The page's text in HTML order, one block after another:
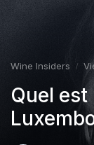
Wine Insiders
Quel est